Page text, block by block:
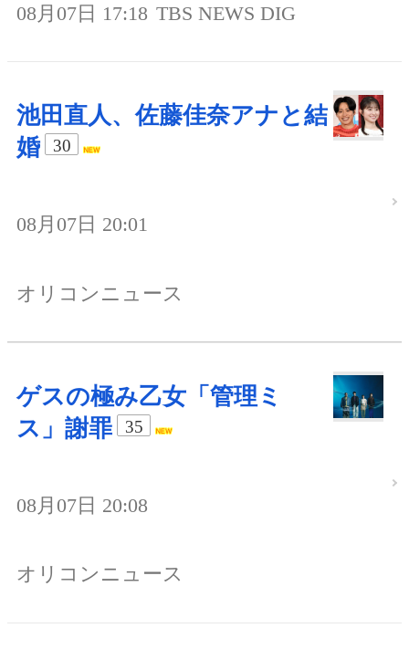
08月07日 17:18 TBS NEWS DIG
池田直人、佐藤佳奈アナと結
婚
30
08月07日 20:01
オリコンニュース
ゲスの極み乙女「管理ミ
ス」謝罪
35
08月07日 20:08
オリコンニュース